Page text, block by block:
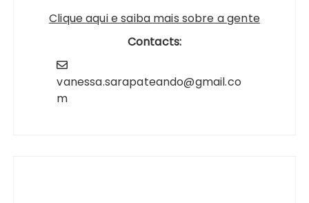
Clique aqui e saiba mais sobre a gente
Contacts:
vanessa.sarapateando@gmail.co
m